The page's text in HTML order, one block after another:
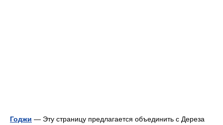
Годжи — Эту страницу предлагается объединить с Дереза